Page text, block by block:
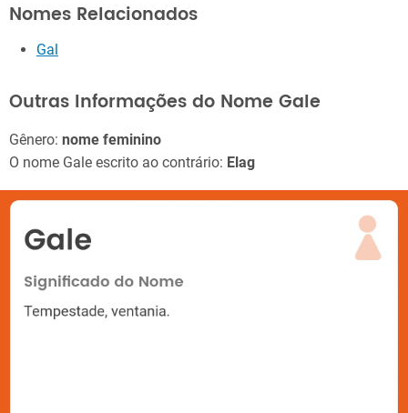
Nomes Relacionados
Gal
Outras Informações do Nome Gale
Gênero: nome feminino
O nome Gale escrito ao contrário: Elag